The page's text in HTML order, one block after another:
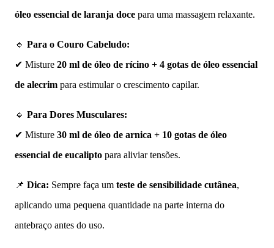
óleo essencial de laranja doce para uma massagem relaxante.
🔹 Para o Couro Cabeludo:
✔ Misture 20 ml de óleo de rícino + 4 gotas de óleo essencial
de alecrim para estimular o crescimento capilar.
🔹 Para Dores Musculares:
✔ Misture 30 ml de óleo de arnica + 10 gotas de óleo
essencial de eucalipto para aliviar tensões.
📌 Dica: Sempre faça um teste de sensibilidade cutânea,
aplicando uma pequena quantidade na parte interna do
antebraço antes do uso.